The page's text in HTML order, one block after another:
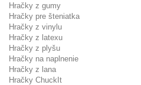
Hračky z gumy
Hračky pre šteniatka
Hračky z vinylu
Hračky z latexu
Hračky z plyšu
Hračky na naplnenie
Hračky z lana
Hračky ChuckIt